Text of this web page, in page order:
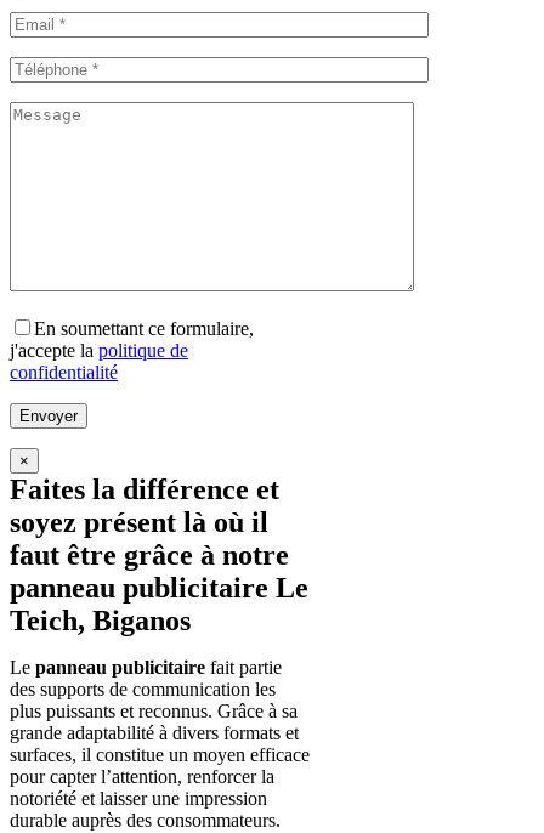
En soumettant ce formulaire,
j'accepte la politique de
confidentialité
×
Faites la différence et
soyez présent là où il
faut être grâce à notre
panneau publicitaire Le
Teich, Biganos
Le panneau publicitaire fait partie
des supports de communication les
plus puissants et reconnus. Grâce à sa
grande adaptabilité à divers formats et
surfaces, il constitue un moyen efficace
pour capter l’attention, renforcer la
notoriété et laisser une impression
durable auprès des consommateurs.